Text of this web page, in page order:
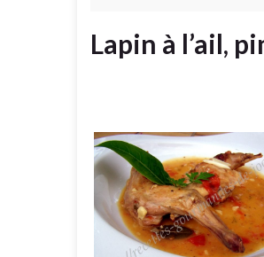
Lapin à l’ail,